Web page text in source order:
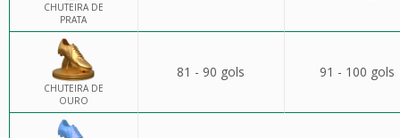
CHUTEIRA DE
PRATA
CHUTEIRA DE
OURO
81 - 90 gols 91 - 100 gols